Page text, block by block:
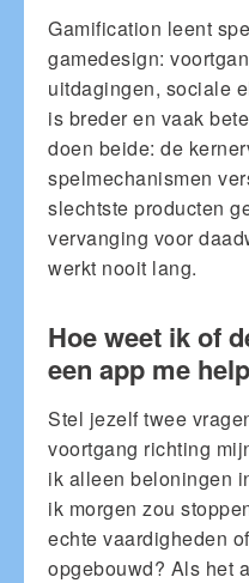
Gamification leent
gamedesign:
uitdagingen, sociale
is breder en vaak
doen beide: de
spelmechanismen
slechtste producten
vervanging voor
werkt nooit lang.
Hoe weet ik of
een app me
Stel jezelf twee
voortgang richting
ik alleen beloningen
ik morgen zou
echte vaardigheden
opgebouwd? Als het